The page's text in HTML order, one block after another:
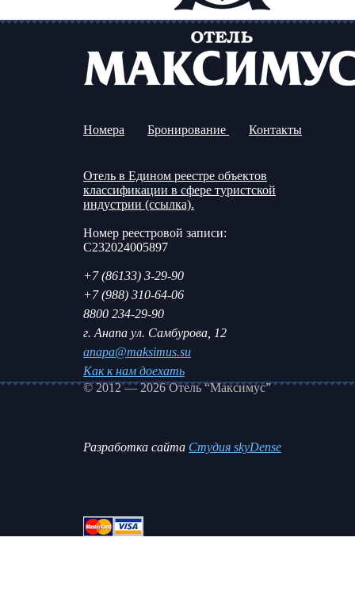
Номера Бронирование Контакты
Отель в Едином реестре объектов
классификации в сфере туристской
индустрии (ссылка).
Номер реестровой записи:
С232024005897
+7 (86133) 3-29-90
+7 (988) 310-64-06
8800 234-29-90
г. Анапа ул. Самбурова, 12
anapa@maksimus.su
Как к нам доехать
© 2012 — 2026 Отель “Максимус”
Разработка сайта Студия skyDense